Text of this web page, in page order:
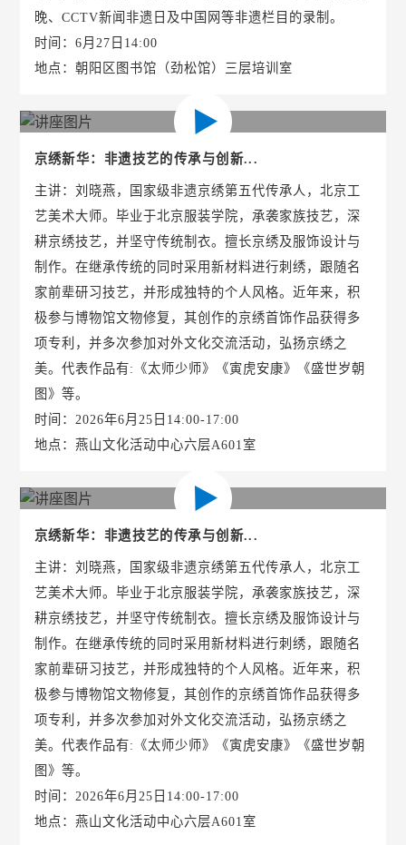
晚、CCTV新闻非遗日及中国网等非遗栏目的录制。
时间：6月27日14:00
地点：朝阳区图书馆（劲松馆）三层培训室
京绣新华：非遗技艺的传承与创新...
主讲：刘晓燕，国家级非遗京绣第五代传承人，北京工
艺美术大师。毕业于北京服装学院，承袭家族技艺，深
耕京绣技艺，并坚守传统制衣。擅长京绣及服饰设计与
制作。在继承传统的同时采用新材料进行刺绣，跟随名
家前辈研习技艺，并形成独特的个人风格。近年来，积
极参与博物馆文物修复，其创作的京绣首饰作品获得多
项专利，并多次参加对外文化交流活动，弘扬京绣之
美。代表作品有:《太师少师》《寅虎安康》《盛世岁朝
图》等。
时间：2026年6月25日14:00-17:00
地点：燕山文化活动中心六层A601室
京绣新华：非遗技艺的传承与创新...
主讲：刘晓燕，国家级非遗京绣第五代传承人，北京工
艺美术大师。毕业于北京服装学院，承袭家族技艺，深
耕京绣技艺，并坚守传统制衣。擅长京绣及服饰设计与
制作。在继承传统的同时采用新材料进行刺绣，跟随名
家前辈研习技艺，并形成独特的个人风格。近年来，积
极参与博物馆文物修复，其创作的京绣首饰作品获得多
项专利，并多次参加对外文化交流活动，弘扬京绣之
美。代表作品有:《太师少师》《寅虎安康》《盛世岁朝
图》等。
时间：2026年6月25日14:00-17:00
地点：燕山文化活动中心六层A601室